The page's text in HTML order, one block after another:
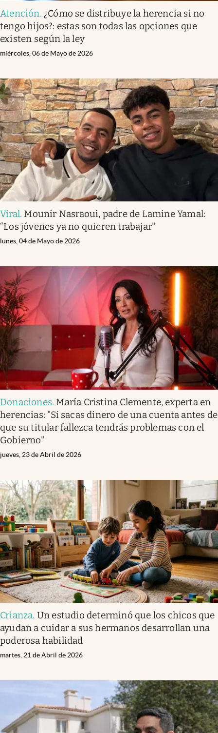
Atención. ¿Cómo se distribuye la herencia si no
tengo hijos?: estas son todas las opciones que
existen según la ley
miércoles, 06 de Mayo de 2026
Viral. Mounir Nasraoui, padre de Lamine Yamal:
“Los jóvenes ya no quieren trabajar"
lunes, 04 de Mayo de 2026
Donaciones. María Cristina Clemente, experta en
herencias: "Si sacas dinero de una cuenta antes de
que su titular fallezca tendrás problemas con el
Gobierno"
jueves, 23 de Abril de 2026
Crianza. Un estudio determinó que los chicos que
ayudan a cuidar a sus hermanos desarrollan una
poderosa habilidad
martes, 21 de Abril de 2026